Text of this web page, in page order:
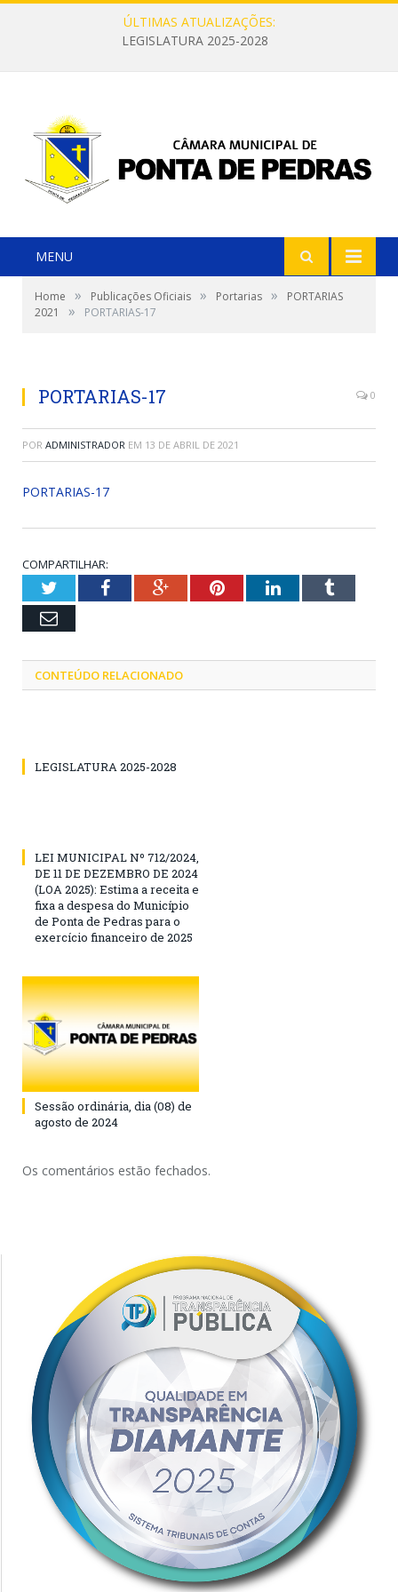
ÚLTIMAS ATUALIZAÇÕES:
LEGISLATURA 2025-2028
MENU
Home » Publicações Oficiais » Portarias »
PORTARIAS
2021
» PORTARIAS-17
PORTARIAS-17 0
POR ADMINISTRADOR EM 13 DE ABRIL DE 2021
PORTARIAS-17
COMPARTILHAR:
TwitterFacebookGoogle+PinterestLinkedInTumblr
Email
CONTEÚDO RELACIONADO
LEGISLATURA 2025-2028
LEI MUNICIPAL Nº 712/2024,
DE 11 DE DEZEMBRO DE 2024
(LOA 2025): Estima a receita e
fixa a despesa do Município
de Ponta de Pedras para o
exercício financeiro de 2025
Sessão ordinária, dia (08) de
agosto de 2024
Os comentários estão fechados.